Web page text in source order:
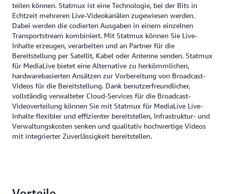
teilen können. Statmux ist eine Technologie, bei der Bits in
Echtzeit mehreren Live-Videokanälen zugewiesen werden.
Dabei werden die codierten Ausgaben in einem einzelnen
Transportstream kombiniert. Mit Statmux können Sie Live-
Inhalte erzeugen, verarbeiten und an Partner für die
Bereitstellung per Satellit, Kabel oder Antenne senden. Statmux
für MediaLive bietet eine Alternative zu herkömmlichen,
hardwarebasierten Ansätzen zur Vorbereitung von Broadcast-
Videos für die Bereitstellung. Dank benutzerfreundlicher,
vollständig verwalteter Cloud-Services für die Broadcast-
Videoverteilung können Sie mit Statmux für MediaLive Live-
Inhalte flexibler und effizienter bereitstellen, Infrastruktur- und
Verwaltungskosten senken und qualitativ hochwertige Videos
mit integrierter Zuverlässigkeit bereitstellen.